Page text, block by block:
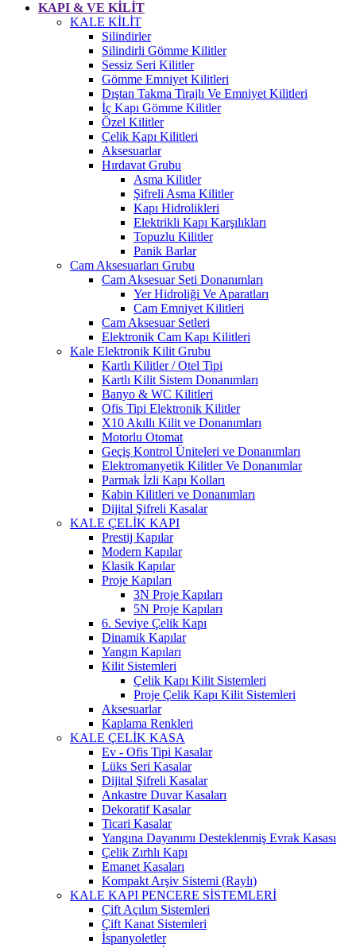
KAPI & VE KİLİT
KALE KİLİT
Silindirler
Silindirli Gömme Kilitler
Sessiz Seri Kilitler
Gömme Emniyet Kilitleri
Dıştan Takma Tirajlı Ve Emniyet Kilitleri
İç Kapı Gömme Kilitler
Özel Kilitler
Çelik Kapı Kilitleri
Aksesuarlar
Hırdavat Grubu
Asma Kilitler
Şifreli Asma Kilitler
Kapı Hidrolikleri
Elektrikli Kapı Karşılıkları
Topuzlu Kilitler
Panik Barlar
Cam Aksesuarları Grubu
Cam Aksesuar Seti Donanımları
Yer Hidroliği Ve Aparatları
Cam Emniyet Kilitleri
Cam Aksesuar Setleri
Elektronik Cam Kapı Kilitleri
Kale Elektronik Kilit Grubu
Kartlı Kilitler / Otel Tipi
Kartlı Kilit Sistem Donanımları
Banyo & WC Kilitleri
Ofis Tipi Elektronik Kilitler
X10 Akıllı Kilit ve Donanımları
Motorlu Otomat
Geçiş Kontrol Üniteleri ve Donanımları
Elektromanyetik Kilitler Ve Donanımlar
Parmak İzli Kapı Kolları
Kabin Kilitleri ve Donanımları
Dijital Şifreli Kasalar
KALE ÇELİK KAPI
Prestij Kapılar
Modern Kapılar
Klasik Kapılar
Proje Kapıları
3N Proje Kapıları
5N Proje Kapıları
6. Seviye Çelik Kapı
Dinamik Kapılar
Yangın Kapıları
Kilit Sistemleri
Çelik Kapı Kilit Sistemleri
Proje Çelik Kapı Kilit Sistemleri
Aksesuarlar
Kaplama Renkleri
KALE ÇELİK KASA
Ev - Ofis Tipi Kasalar
Lüks Seri Kasalar
Dijital Şifreli Kasalar
Ankastre Duvar Kasaları
Dekoratif Kasalar
Ticari Kasalar
Yangına Dayanımı Desteklenmiş Evrak Kasası
Çelik Zırhlı Kapı
Emanet Kasaları
Kompakt Arşiv Sistemi (Raylı)
KALE KAPI PENCERE SİSTEMLERİ
Çift Açılım Sistemleri
Çift Kanat Sistemleri
İspanyoletler